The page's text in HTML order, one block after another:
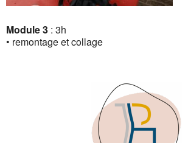
Module 3 : 3h
• remontage et collage